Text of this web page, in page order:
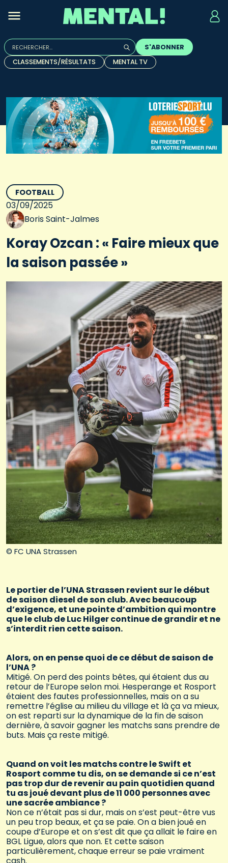
Rechercher :
Quand les résultats de l'auto-complétion sont
S'ABONNER
CLASSEMENTS/RÉSULTATS
MENTAL TV
© FC UNA Strassen
FOOTBALL
03/09/2025
Boris Saint-Jalmes
Koray Ozcan : « Faire mieux que
la saison passée »
Le portier de l’UNA Strassen revient sur le début
de saison diesel de son club. Avec beaucoup
d’exigence, et une pointe d’ambition qui montre
que le club de Luc Hilger continue de grandir et ne
s’interdit rien cette saison.
Alors, on en pense quoi de ce début de saison de
l’UNA ?
Mitigé. On perd des points bêtes, qui étaient dus au
retour de l’Europe selon moi. Hesperange et Rosport
étaient des fautes professionnelles, mais on a su
remettre l’église au milieu du village et là ça va mieux,
on est reparti sur la dynamique de la fin de saison
dernière, à savoir gagner les matchs sans prendre de
buts. Mais ça reste mitigé.
Quand on voit les matchs contre le Swift et
Rosport comme tu dis, on se demande si ce n’est
pas trop dur de revenir au pain quotidien quand
tu as joué devant plus de 11 000 personnes avec
une sacrée ambiance ?
Non ce n’était pas si dur, mais on s’est peut-être vus
un peu trop beaux, et ça se paie. On a bien joué en
coupe d’Europe et on s’est dit que ça allait le faire en
BGL Ligue, alors que non. Et cette saison
particulièrement, chaque erreur se paie vraiment
cash.